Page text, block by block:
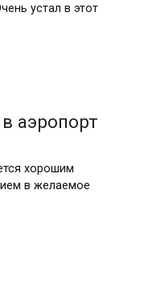
устал в этот
аэропорт
хорошим
в желаемое